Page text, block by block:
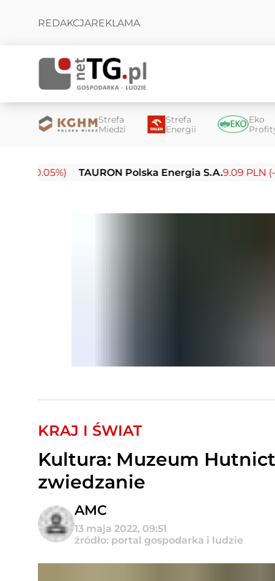
REDAKCJAREKLAMA
Strefa
Miedzi
Strefa
Energii
Eko
TAURON Polska Energia S.A.9.09 PLN (-0.14%)
KRAJ I ŚWIAT
Kultura: Muzeum
zwiedzanie
AMC
13 maja 2022, 09:51
źródło: portal gospodarka i ludzie